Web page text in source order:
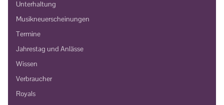
Unterhaltung
Musikneuerscheinungen
Termine
Jahrestag und Anlässe
Wissen
Verbraucher
Royals